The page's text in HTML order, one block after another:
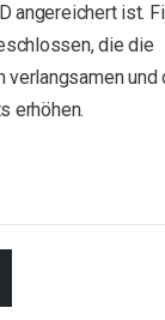
angereichert ist.
die die
und
erhöhen.